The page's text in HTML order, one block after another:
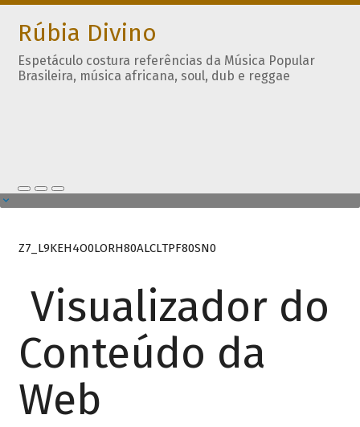
Rúbia Divino
Espetáculo costura referências da Música Popular
Brasileira, música africana, soul, dub e reggae
Z7_L9KEH4O0LORH80ALCLTPF80SN0
Visualizador do
Conteúdo da
Web